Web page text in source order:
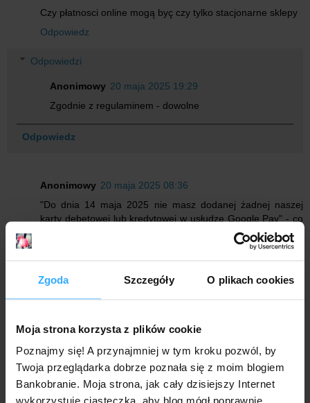
Zgoda Szczegóły O plikach cookies
Moja strona korzysta z plików cookie
Poznajmy się! A przynajmniej w tym kroku pozwól, by
Twoja przeglądarka dobrze poznała się z moim blogiem
Bankobranie. Moja strona, jak cały dzisiejszy Internet
wykorzystuje ciasteczka, aby blog mógł poprawnie
Czy płatnosci online mogą byç czy tylko stacjonarne sklepy
Odpowiedz
Odpowiedzi
Anonimowy 20 maja 2025 19:29
Zgodnie z regulaminem - dowolne
Odpowiedz
Anonimowy 20 maja 2025 08:36
"Do dnia 14 maja 2025 nie masz dodanej żadnej naszej
karty debetowej lub kredytowej w usłudze Google Pay" - co
Odpowiedzi
Gdyby chcieli wykluczyć wcześniejsze dodanie karty do
Portfela GPay byłoby raczej "nie miałeś nigdy wcześniej
dodanej żadnej naszej karty debetowej lub kredytowej
w usłudze Google Pay" 😋
Odpowiedz